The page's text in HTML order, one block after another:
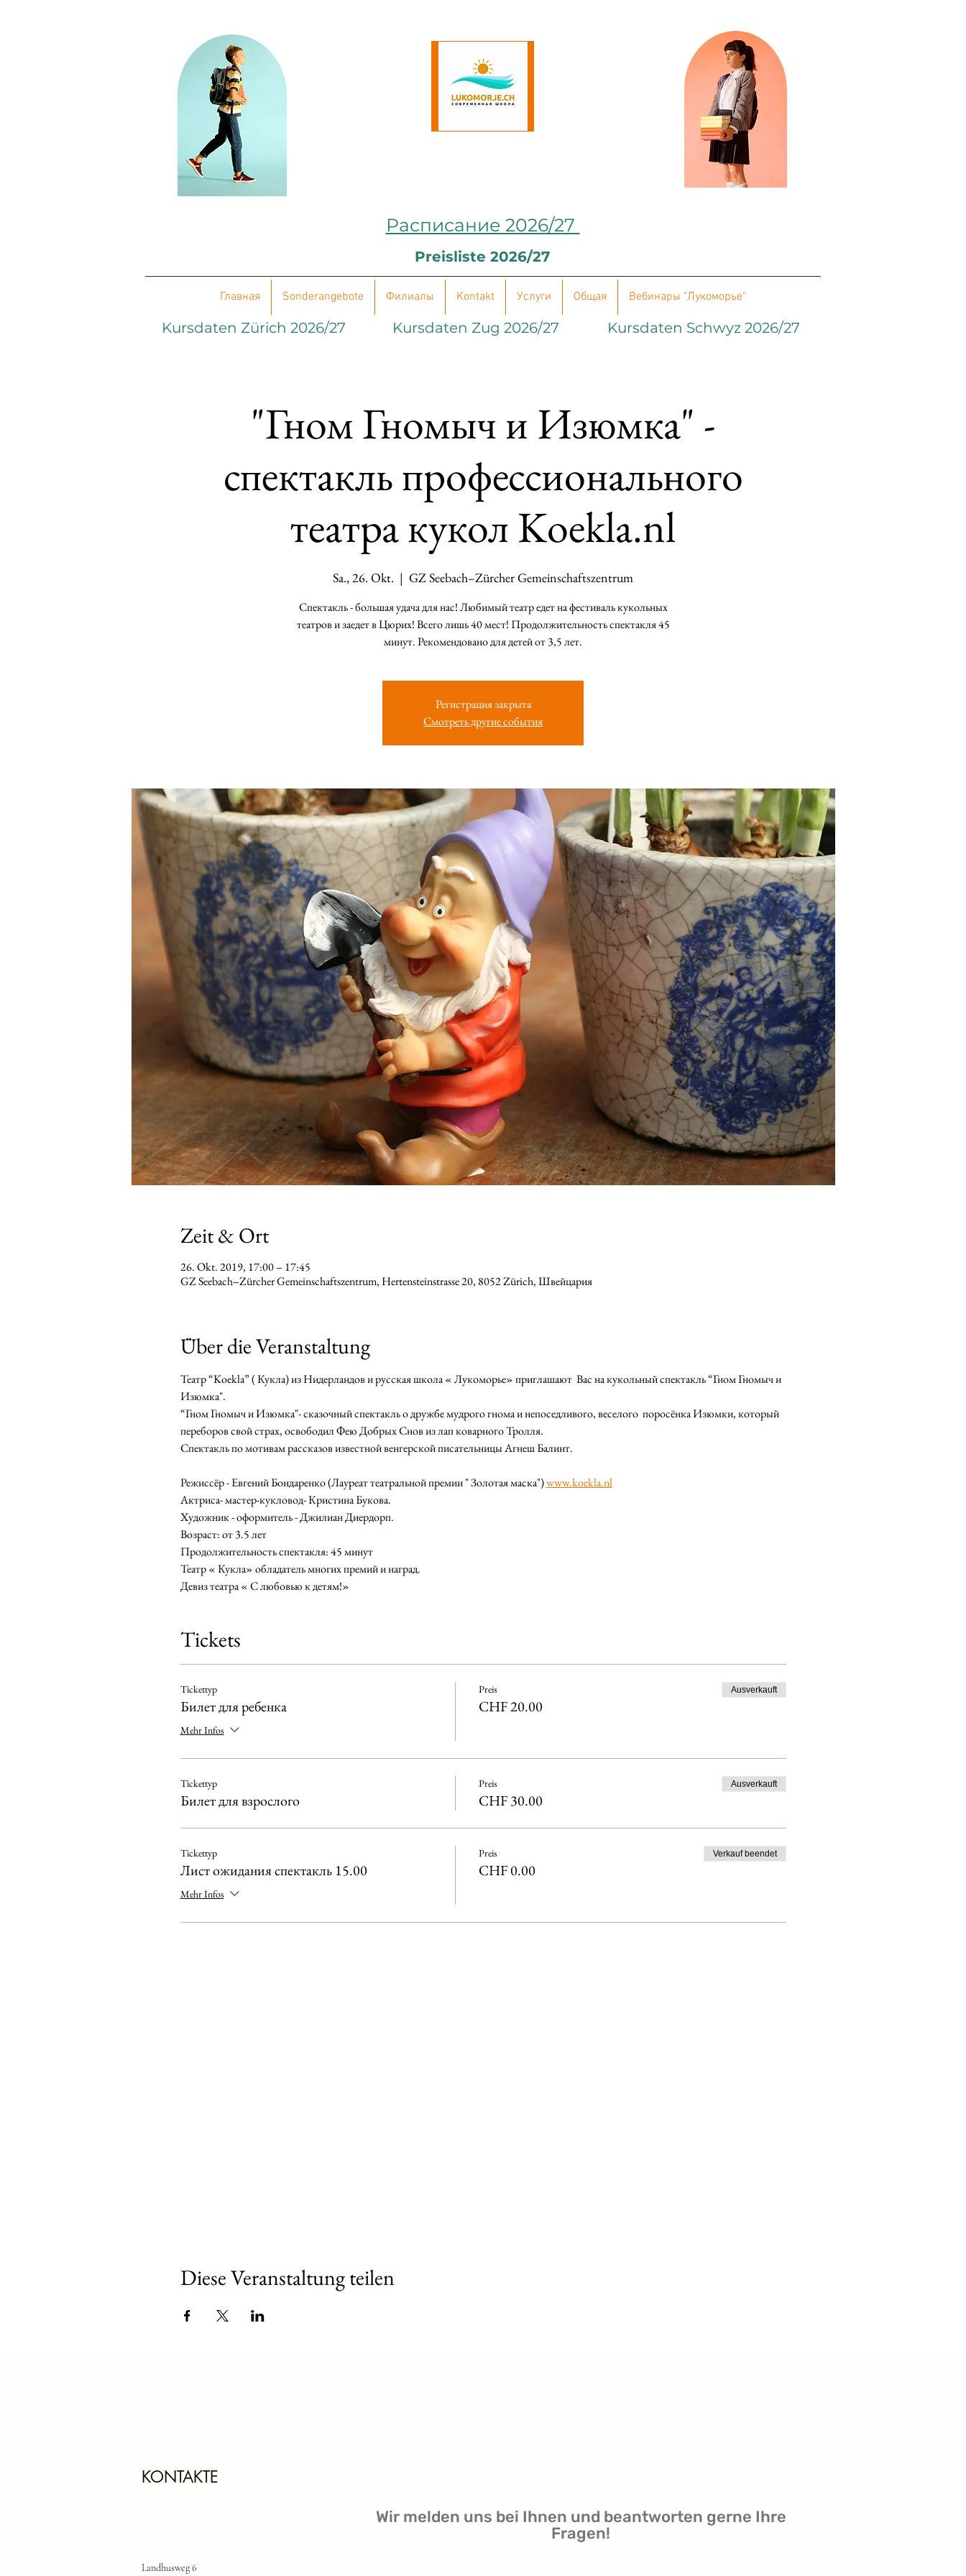
Расписание 2026/27
Preisliste 2026/27
Главная Sonderangebote Филиалы Kontakt Услуги Общая Вебинары "Лукоморье"
Kursdaten Zürich 2026/27 Kursdaten Zug 2026/27 Kursdaten Schwyz 2026/27
"Гном Гномыч и Изюмка" -
спектакль профессионального
театра кукол Koekla.nl
Sa., 26. Okt.
  |
GZ Seebach–Zürcher Gemeinschaftszentrum
Спектакль - большая удача для нас! Любимый театр едет на фестиваль кукольных
театров и заедет в Цюрих! Всего лишь 40 мест! Продолжительность спектакля 45
минут. Рекомендовано для детей от 3,5 лет.
Регистрация закрыта
Смотреть другие события
Zeit & Ort
26. Okt. 2019, 17:00 – 17:45
GZ Seebach–Zürcher Gemeinschaftszentrum, Hertensteinstrasse 20, 8052 Zürich, Швейцария
Über die Veranstaltung
Театр “Koekla” ( Кукла) из Нидерландов и русская школа « Лукоморье» приглашают  Вас на кукольный спектакль “Гном Гномыч и
Изюмка".
“Гном Гномыч и Изюмка"- сказочный спектакль о дружбе мудрого гнома и непоседливого, веселого  поросёнка Изюмки, который
переборов свой страх, освободил Фею Добрых Снов из лап коварного Тролля.
Спектакль по мотивам рассказов известной венгерской писательницы Агнеш Балинт.
Режиссёр - Евгений Бондаренко (Лауреат театральной премии " Золотая маска") www.koekla.nl
Актриса- мастер-кукловод- Кристина Букова.
Художник - оформитель - Джилиан Диердорп.
Возраст: от 3.5 лет
Продолжительность спектакля: 45 минут
Театр « Кукла» обладатель многих премий и наград.
Девиз театра « С любовью к детям!»
Tickets
Tickettyp
Билет для ребенка
Mehr Infos
Preis
CHF 20.00
Ausverkauft
Tickettyp
Билет для взрослого
Preis
CHF 30.00
Ausverkauft
Tickettyp
Лист ожидания спектакль 15.00
Mehr Infos
Preis
CHF 0.00
Verkauf beendet
Diese Veranstaltung teilen
KONTAKTE
Wir melden uns bei Ihnen und beantworten gerne Ihre
Fragen!
Landhusweg 6